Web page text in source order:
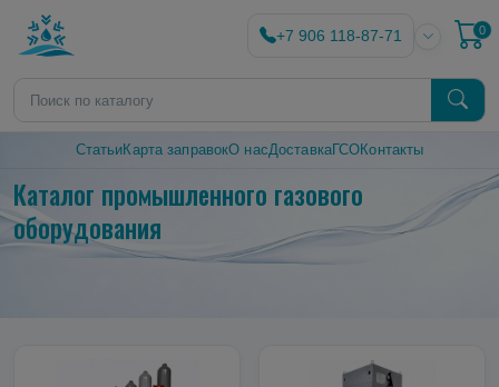
+7 906 118-87-71 0
СтатьиКарта заправокО насДоставкаГСОКонтакты
Каталог промышленного газового
оборудования